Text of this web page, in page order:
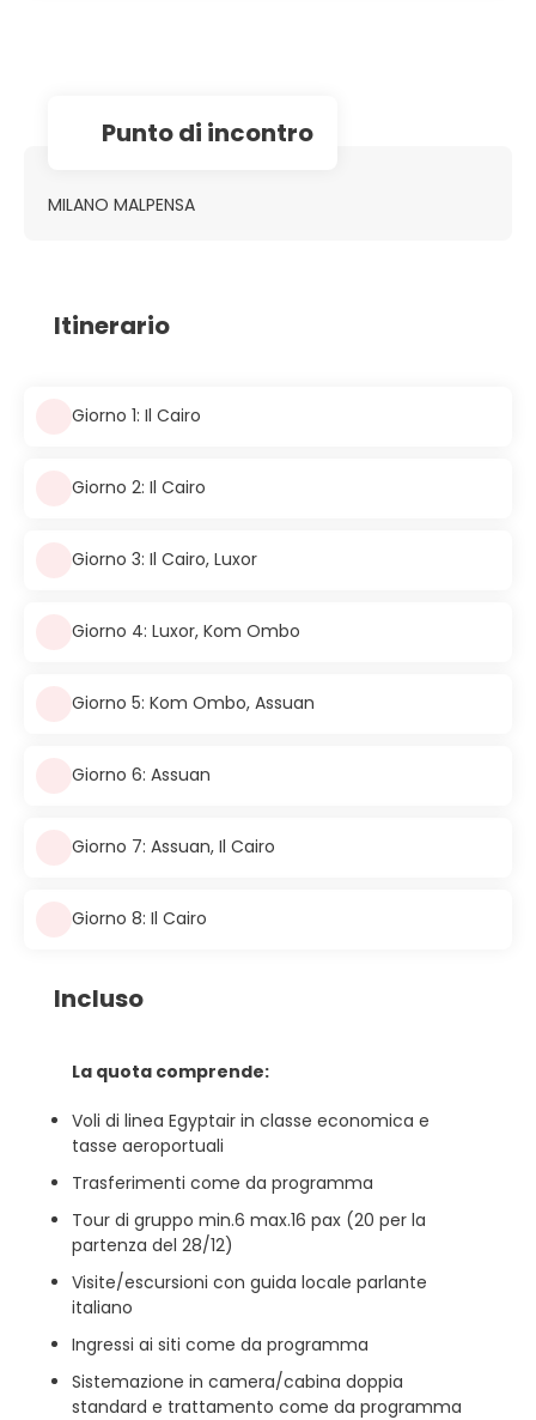
Punto di incontro
MILANO MALPENSA
Itinerario
Giorno 1: Il Cairo
Giorno 2: Il Cairo
Giorno 3: Il Cairo, Luxor
Giorno 4: Luxor, Kom Ombo
Giorno 5: Kom Ombo, Assuan
Giorno 6: Assuan
Giorno 7: Assuan, Il Cairo
Giorno 8: Il Cairo
Incluso
La quota comprende:
Voli di linea Egyptair in classe economica e
tasse aeroportuali
Trasferimenti come da programma
Tour di gruppo min.6 max.16 pax (20 per la
partenza del 28/12)
Visite/escursioni con guida locale parlante
italiano
Ingressi ai siti come da programma
Sistemazione in camera/cabina doppia
standard e trattamento come da programma